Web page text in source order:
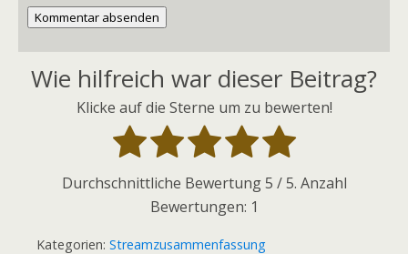
Kommentar absenden
Wie hilfreich war dieser Beitrag?
Klicke auf die Sterne um zu bewerten!
Durchschnittliche Bewertung5 / 5. Anzahl
Bewertungen: 1
Kategorien: Streamzusammenfassung